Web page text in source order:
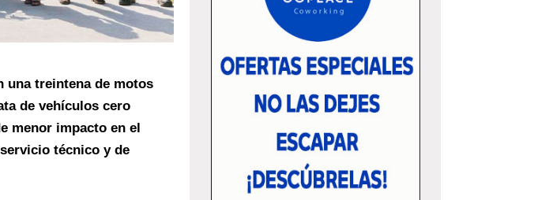
una treintena de motos
de vehículos cero
menor impacto en el
técnico y de